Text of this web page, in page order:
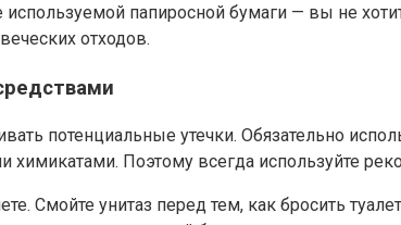
папиросной бумаги — вы не
отходов.
потенциальные утечки. Обязательно
Поэтому всегда используйте
Смойте унитаз перед тем, как бросить